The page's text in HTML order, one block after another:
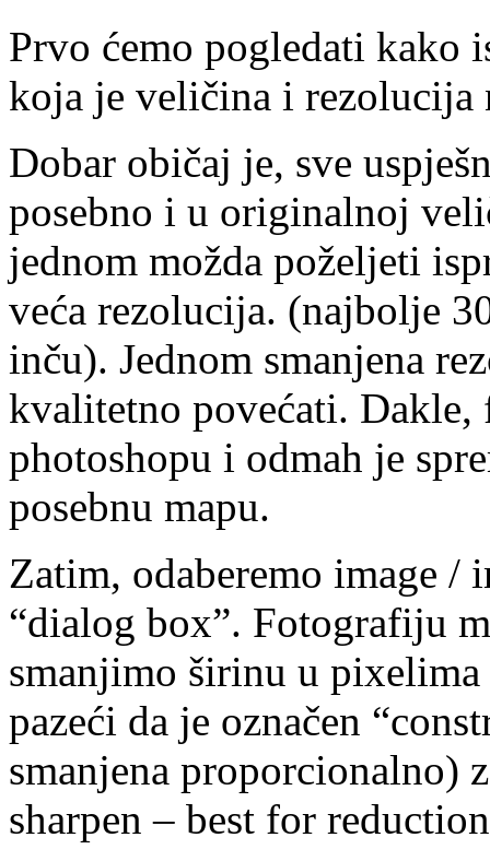
Prvo ćemo pogledati kako
koja je veličina i rezolucija
Dobar običaj je, sve
posebno i u originalnoj
jednom možda poželjeti
veća rezolucija. (najbolje
inču). Jednom smanjena
kvalitetno povećati.
photoshopu i odmah je
posebnu mapu.
Zatim, odaberemo image /
“dialog box”. Fotografiju
smanjimo širinu u
pazeći da je označen
smanjena proporcionalno)
sharpen – best for